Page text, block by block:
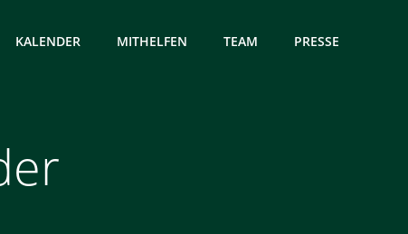
KALENDER MITHELFEN TEAM PRESSE